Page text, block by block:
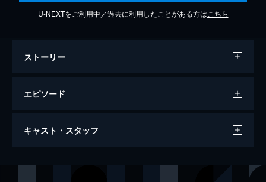
U-NEXTをご利用中／過去に利用したことがある方は こちら
ストーリー
エピソード
#1 週末行くならどっち？茨城県VS神奈川
衝撃値VS茨城県民が朝7時に殺到するラーメ
キャスト・スタッフ